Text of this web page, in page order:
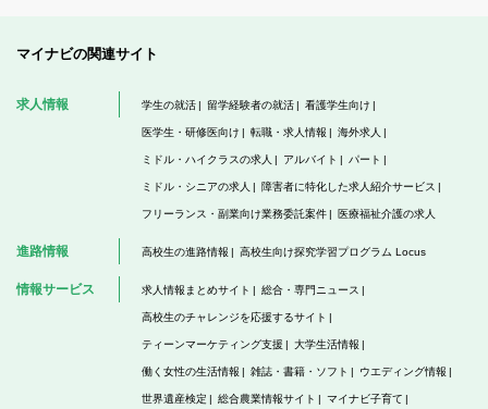
マイナビの関連サイト
求人情報 学生の就活 留学経験者の就活 看護学生向け
医学生・研修医向け 転職・求人情報 海外求人
ミドル・ハイクラスの求人 アルバイト パート
ミドル・シニアの求人 障害者に特化した求人紹介サービス
フリーランス・副業向け業務委託案件 医療福祉介護の求人
進路情報 高校生の進路情報 高校生向け探究学習プログラム Locus
情報サービス 求人情報まとめサイト 総合・専門ニュース
高校生のチャレンジを応援するサイト
ティーンマーケティング支援 大学生活情報
働く女性の生活情報 雑誌・書籍・ソフト ウエディング情報
世界遺産検定 総合農業情報サイト マイナビ子育て